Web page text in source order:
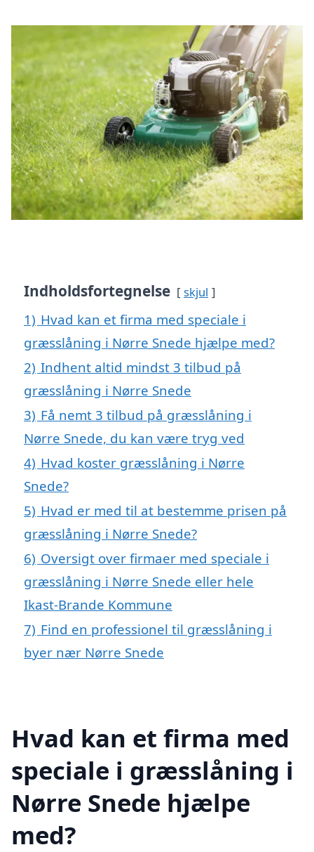
Indholdsfortegnelse skjul
1) Hvad kan et firma med speciale i
græsslåning i Nørre Snede hjælpe med?
2) Indhent altid mindst 3 tilbud på
græsslåning i Nørre Snede
3) Få nemt 3 tilbud på græsslåning i
Nørre Snede, du kan være tryg ved
4) Hvad koster græsslåning i Nørre
Snede?
5) Hvad er med til at bestemme prisen på
græsslåning i Nørre Snede?
6) Oversigt over firmaer med speciale i
græsslåning i Nørre Snede eller hele
Ikast-Brande Kommune
7) Find en professionel til græsslåning i
byer nær Nørre Snede
Hvad kan et firma med
speciale i græsslåning i
Nørre Snede hjælpe
med?